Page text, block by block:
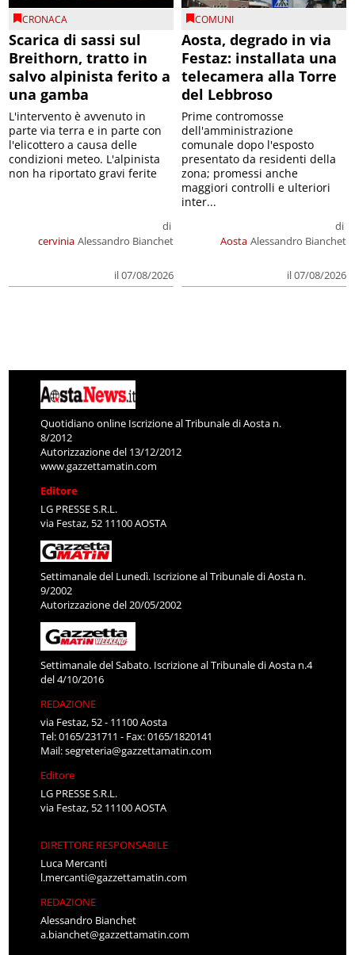
CRONACA
Scarica di sassi sul
Breithorn, tratto in
salvo alpinista ferito a
una gamba
cervinia
di
Alessandro Bianchet
il 07/08/2026
L'intervento è avvenuto in
parte via terra e in parte con
l'elicottero a causa delle
condizioni meteo. L'alpinista
non ha riportato gravi ferite
COMUNI
Aosta, degrado in via
Festaz: installata una
telecamera alla Torre
del Lebbroso
Aosta
di
Alessandro Bianchet
il 07/08/2026
Prime contromosse
dell'amministrazione
comunale dopo l'esposto
presentato da residenti della
zona; promessi anche
maggiori controlli e ulteriori
inter...
Quotidiano online Iscrizione al Tribunale di Aosta n.
8/2012
Autorizzazione del 13/12/2012
www.gazzettamatin.com
Editore
LG PRESSE S.R.L.
via Festaz, 52 11100 AOSTA
Settimanale del Lunedì. Iscrizione al Tribunale di Aosta n.
9/2002
Autorizzazione del 20/05/2002
Settimanale del Sabato. Iscrizione al Tribunale di Aosta n.4
del 4/10/2016
REDAZIONE
via Festaz, 52 - 11100 Aosta
Tel: 0165/231711 - Fax: 0165/1820141
Mail:segreteria@gazzettamatin.com
Editore
LG PRESSE S.R.L.
via Festaz, 52 11100 AOSTA
DIRETTORE RESPONSABILE
Luca Mercanti
l.mercanti@gazzettamatin.com
REDAZIONE
Alessandro Bianchet
a.bianchet@gazzettamatin.com